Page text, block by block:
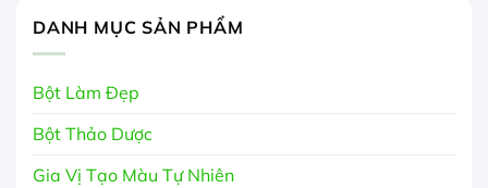
DANH MỤC SẢN PHẨM
Bột Làm Đẹp
Bột Thảo Dược
Gia Vị Tạo Màu Tự Nhiên